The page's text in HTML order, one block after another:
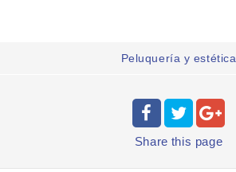
Peluquería y estética
Share this page